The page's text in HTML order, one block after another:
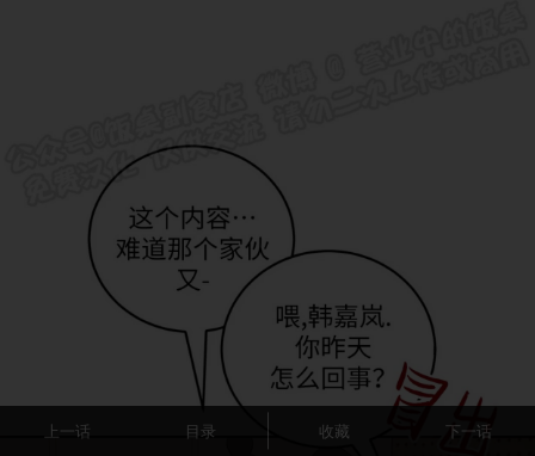
上一话 目录 收藏 下一话